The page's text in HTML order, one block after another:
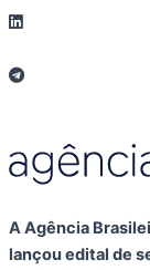
A Agência
lançou edital de